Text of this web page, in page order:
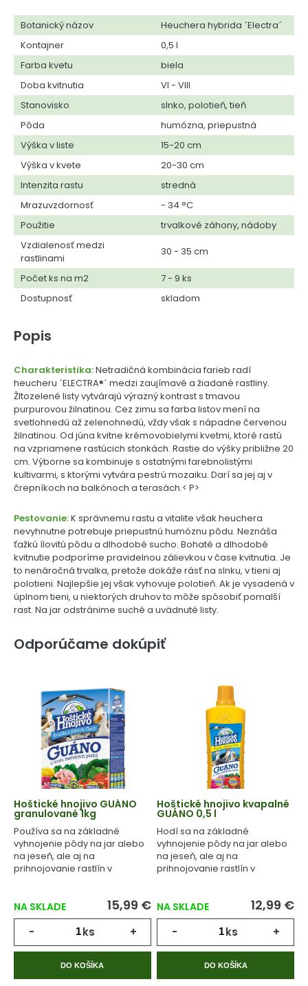
Botanický názov
Heuchera hybrida ´Electra´
Kontajner
0,5 l
Farba kvetu
biela
Doba kvitnutia
VI - VIII
Stanovisko
slnko, polotieň, tieň
Pôda
humózna, priepustná
Výška v liste
15-20 cm
Výška v kvete
20-30 cm
Intenzita rastu
stredná
Mrazuvzdornosť
- 34 °C
Použitie
trvalkové záhony, nádoby
Vzdialenosť medzi
rastlinami
30 - 35 cm
Počet ks na m2
7 - 9 ks
Dostupnosť
skladom
Popis
Charakteristika:Netradičná kombinácia farieb radí
heucheru ´ELECTRA®´ medzi zaujímavé a žiadané rastliny.
Žltozelené listy vytvárajú výrazný kontrast s tmavou
purpurovou žilnatinou. Cez zimu sa farba listov mení na
svetlohnedú až zelenohnedú, vždy však s nápadne červenou
žilnatinou. Od júna kvitne krémovobielymi kvetmi, ktoré rastú
na vzpriamene rastúcich stonkách. Rastie do výšky približne 20
cm. Výborne sa kombinuje s ostatnými farebnolistými
kultivarmi, s ktorými vytvára pestrú mozaiku. Darí sa jej aj v
črepníkoch na balkónoch a terasách.< P>
Pestovanie:K správnemu rastu a vitalite však heuchera
nevyhnutne potrebuje priepustnú humóznu pôdu. Neznáša
ťažkú ílovitú pôdu a dlhodobé sucho. Bohaté a dlhodobé
kvitnutie podporíme pravidelnou zálievkou v čase kvitnutia. Je
to nenáročná trvalka, pretože dokáže rásť na slnku, v tieni aj
polotieni. Najlepšie jej však vyhovuje polotieň. Ak je vysadená v
úplnom tieni, u niektorých druhov to môže spôsobiť pomalší
rast. Na jar odstránime suché a uvädnuté listy.
Odporúčame dokúpiť
Hoštické hnojivo GUÁNO
granulované 1kg
Používa sa na základné
vyhnojenie pôdy na jar alebo
na jeseň, ale aj na
prihnojovanie rastlín v
NA SKLADE 15,99 €
- ks +
DO KOŠÍKA
Hoštické hnojivo kvapalné
GUÁNO 0,5 l
Hodí sa na základné
vyhnojenie pôdy na jar alebo
na jeseň, ale aj na
prihnojovanie rastlín v
NA SKLADE 12,99 €
- ks +
DO KOŠÍKA